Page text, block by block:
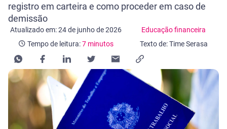
registro em carteira e como proceder em caso de
demissão
Atualizado em: 24 de junho de 2026 Educação financeira
Categoria Educação financeira
Tempo de leitura:7 minutos
Tempo de leitura: 7 minutos
Texto de: Time Serasa